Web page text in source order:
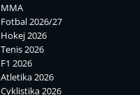
MMA
Fotbal 2026/27
Hokej 2026
Tenis 2026
F1 2026
Atletika 2026
Cyklistika 2026